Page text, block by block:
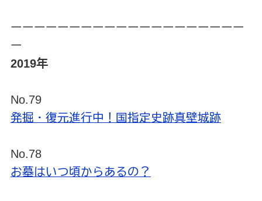
ーーーーーーーーーーーーーーーーーーーー
ー
2019年
No.79
発掘・復元進行中！国指定史跡真壁城跡
No.78
お墓はいつ頃からあるの？